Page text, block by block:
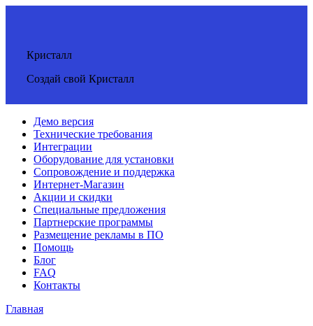
Кристалл
Создай свой Кристалл
Демо версия
Технические требования
Интеграции
Оборудование для установки
Сопровождение и поддержка
Интернет-Магазин
Акции и скидки
Специальные предложения
Партнерские программы
Размещение рекламы в ПО
Помощь
Блог
FAQ
Контакты
Главная